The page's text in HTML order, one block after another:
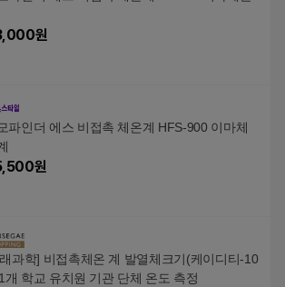
원
파인더 에스 비접촉 체온계 HFS-900 이마체
원
과학] 비접촉체온 계 발열체크기(케이디티-10
개 학교 유치원 기관 단체 온도 측정